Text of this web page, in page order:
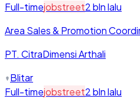
Full-timejobstreet2 bln lalu
Area Sales & Promotion
PT. CitraDimensi Arthali
Blitar
Full-timejobstreet2 bln lalu